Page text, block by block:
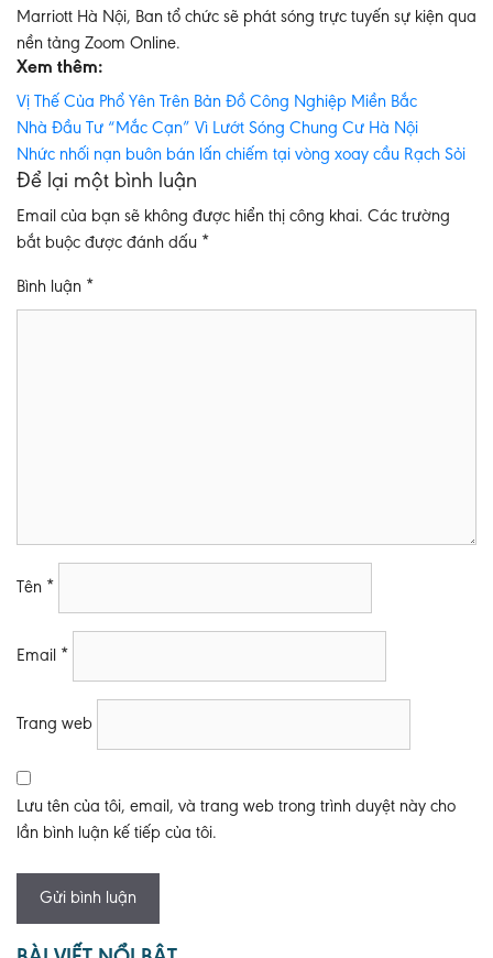
Marriott Hà Nội, Ban tổ chức sẽ phát sóng trực tuyến sự kiện qua
nền tảng Zoom Online.
Xem thêm:
Vị Thế Của Phổ Yên Trên Bản Đồ Công Nghiệp Miền Bắc
Nhà Đầu Tư “Mắc Cạn” Vì Lướt Sóng Chung Cư Hà Nội
Nhức nhối nạn buôn bán lấn chiếm tại vòng xoay cầu Rạch Sỏi
Để lại một bình luận
Email của bạn sẽ không được hiển thị công khai. Các trường
bắt buộc được đánh dấu *
Bình luận *
Tên *
Email *
Trang web
Lưu tên của tôi, email, và trang web trong trình duyệt này cho
lần bình luận kế tiếp của tôi.